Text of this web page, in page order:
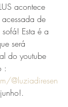
acontece
de
Esta é a
será
do youtube
:
@luziadiresen